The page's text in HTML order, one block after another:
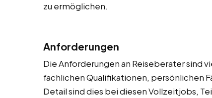
zu ermöglichen.
Anforderungen
Die Anforderungen an Reiseberater sind
fachlichen Qualifikationen, persönlichen
Detail sind dies bei diesen Vollzeitjobs,